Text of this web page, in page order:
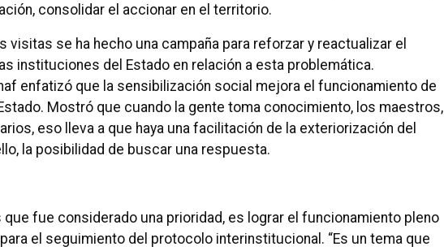
consolidar el accionar en el territorio.
visitas se ha hecho una campaña para reforzar y reactualizar el
instituciones del Estado en relación a esta problemática.
enfatizó que la sensibilización social mejora el funcionamiento de
Mostró que cuando la gente toma conocimiento, los maestros,
eso lleva a que haya una facilitación de la exteriorización del
la posibilidad de buscar una respuesta.
que fue considerado una prioridad, es lograr el funcionamiento pleno
el seguimiento del protocolo interinstitucional. “Es un tema que